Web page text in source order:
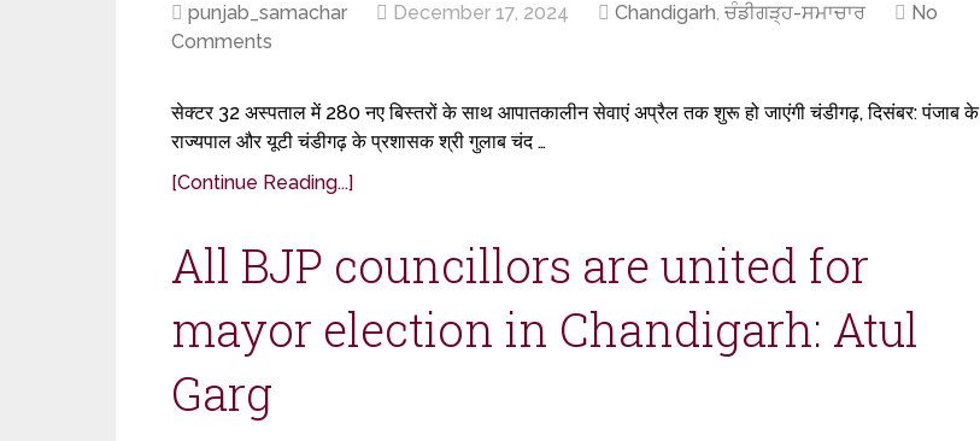
punjab_samachar December 17, 2024 Chandigarh, ਚੰਡੀਗੜ੍ਹ-ਸਮਾਚਾਰ
No
Comments
सेक्टर 32 अस्पताल में 280 नए बिस्तरों के साथ आपातकालीन सेवाएं अप्रैल तक शुरू हो जाएंगी चंडीगढ़, दिसंबर: पंजाब के
राज्यपाल और यूटी चंडीगढ़ के प्रशासक श्री गुलाब चंद …
[Continue Reading...]
All BJP councillors are united for
mayor election in Chandigarh: Atul
Garg